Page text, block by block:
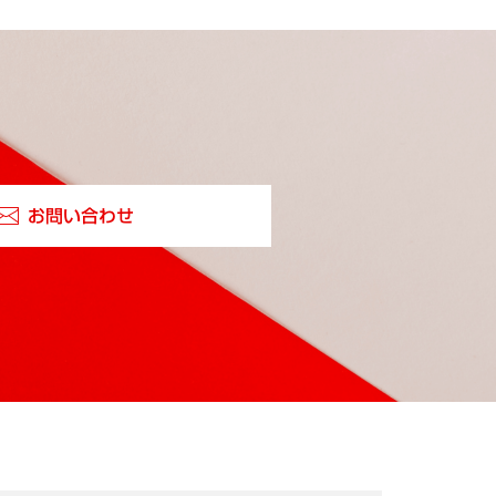
お問い合わせ